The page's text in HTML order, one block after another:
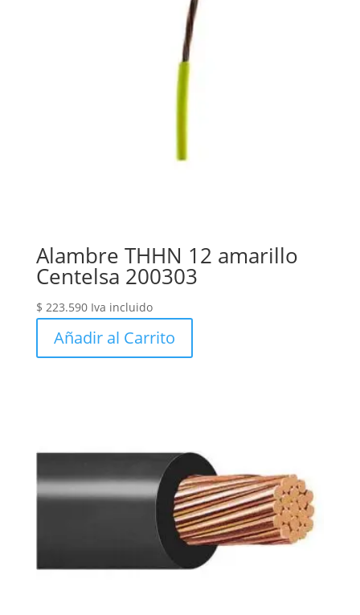
Alambre THHN 12 amarillo
Centelsa 200303
$ 223.590 Iva incluido
Añadir al Carrito